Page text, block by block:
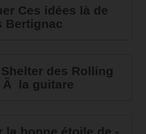
Ces idées là de
Bertignac
des Rolling
Ã la guitare